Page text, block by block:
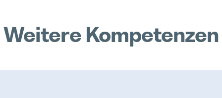
Weitere Kompetenzen